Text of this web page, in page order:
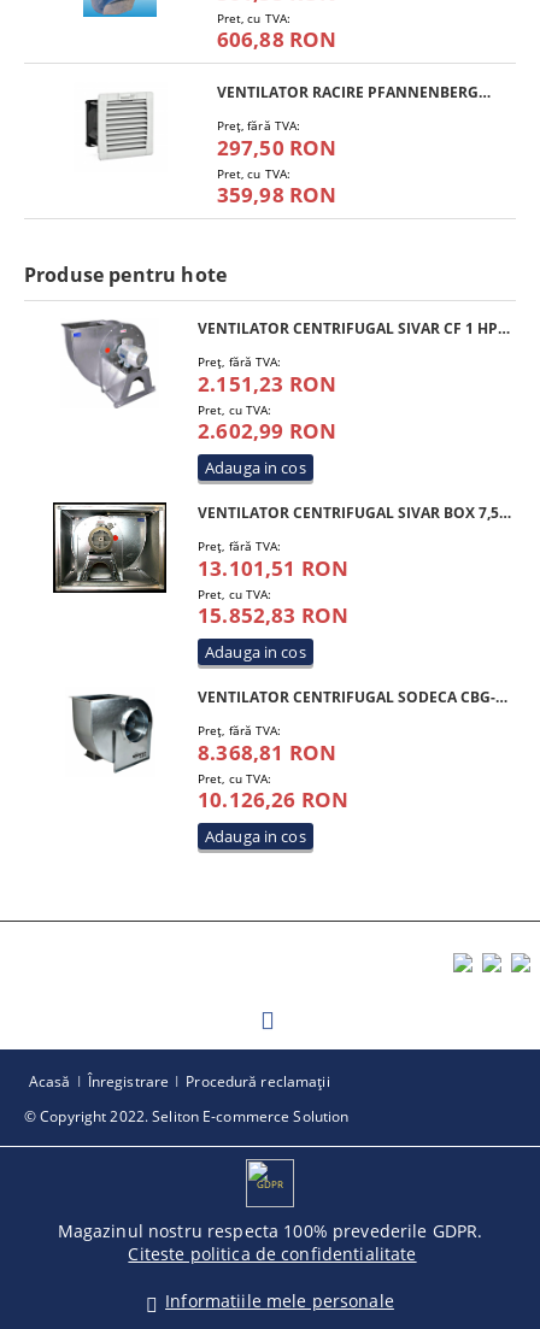
Pret, cu TVA:
606,88 RON
VENTILATOR RACIRE PFANNENBERG PF 11.000
Preţ, fără TVA:
297,50 RON
Pret, cu TVA:
359,98 RON
Produse pentru hote
VENTILATOR CENTRIFUGAL SIVAR CF 1 HP 250 T4
Preţ, fără TVA:
2.151,23 RON
Pret, cu TVA:
2.602,99 RON
VENTILATOR CENTRIFUGAL SIVAR BOX 7,5 HP 450 T4
Preţ, fără TVA:
13.101,51 RON
Pret, cu TVA:
15.852,83 RON
VENTILATOR CENTRIFUGAL SODECA CBG-450-4T-10 IE3
Preţ, fără TVA:
8.368,81 RON
Pret, cu TVA:
10.126,26 RON
© Copyright 2022. Seliton E-commerce Solution
Acasă Înregistrare Procedură reclamaţii
GDPR
Magazinul nostru respecta 100% prevederile GDPR.
Citeste politica de confidentialitate
Informatiile mele personale